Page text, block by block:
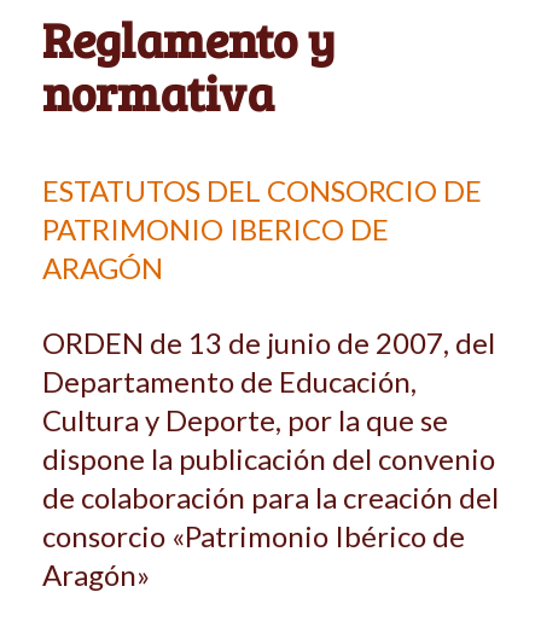
Reglamento y
normativa
ESTATUTOS DEL CONSORCIO DE
PATRIMONIO IBERICO DE
ARAGÓN
ORDEN de 13 de junio de 2007, del
Departamento de Educación,
Cultura y Deporte, por la que se
dispone la publicación del convenio
de colaboración para la creación del
consorcio «Patrimonio Ibérico de
Aragón»